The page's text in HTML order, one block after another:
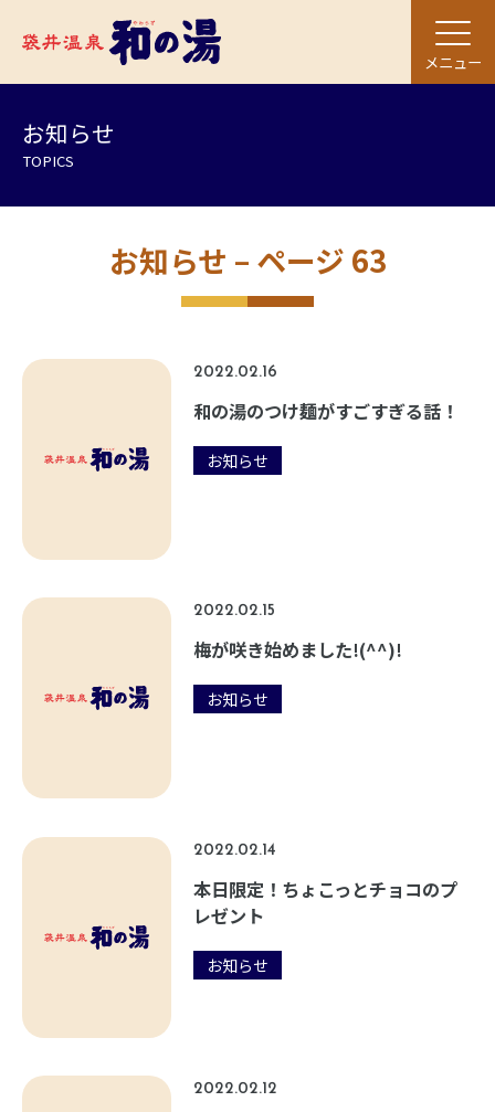
メニュー
お知らせ
TOPICS
お知らせ – ページ 63
2022.02.16
和の湯のつけ麺がすごすぎる話！
お知らせ
2022.02.15
梅が咲き始めました!(^^)!
お知らせ
2022.02.14
本日限定！ちょこっとチョコのプ
レゼント
お知らせ
2022.02.12